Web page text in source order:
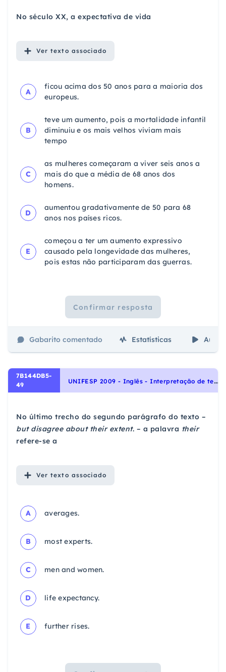
No século XX, a expectativa de vida
Ver texto associado
A
ficou acima dos 50 anos para a maioria dos
europeus.
B
teve um aumento, pois a mortalidade infantil
diminuiu e os mais velhos viviam mais
tempo
C
as mulheres começaram a viver seis anos a
mais do que a média de 68 anos dos
homens.
D
aumentou gradativamente de 50 para 68
anos nos países ricos.
E
começou a ter um aumento expressivo
causado pela longevidade das mulheres,
pois estas não participaram das guerras.
Confirmar resposta
Gabarito comentado Estatísticas Aulas
7B144DB5-
49
U
NIFESP 2009 - Inglês - Interpretação de texto | Reading comprehension
No último trecho do segundo parágrafo do texto –
but disagree about their extent. – a palavra their
refere-se a
Ver texto associado
A averages.
B most experts.
C men and women.
D life expectancy.
E further rises.